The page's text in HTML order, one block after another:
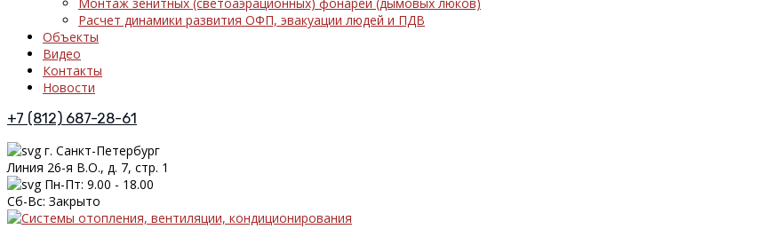
Расчет динамики развития ОФП, эвакуации людей и ПДВ
Объекты
Видео
Контакты
Новости
+7 (812) 687-28-61
г. Санкт-Петербург
Линия 26-я В.О., д. 7, стр. 1
Пн-Пт: 9.00 - 18.00
Сб-Вс: Закрыто